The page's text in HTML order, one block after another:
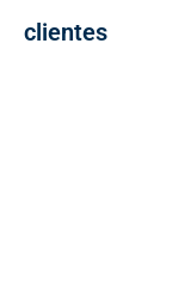
clientes